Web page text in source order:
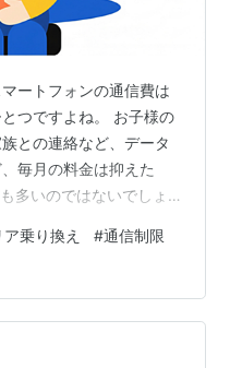
ートフォンの通信費は
つですよね。 お子様の
との連絡など、データ
毎月の料金は抑えた
多いのではないでしょ
メージを持つ方もいら
、ご安心ください。最
、お得な料金で快適に
。その中でも特に注目
える「楽天モバイル」
乗り換え #通信制限